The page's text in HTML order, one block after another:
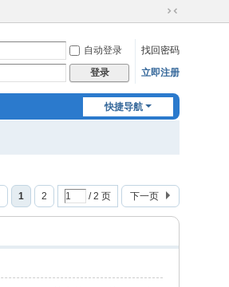
切
到
窄
自动登录
找回密码
登录 立即注册
快捷导航
1 2 / 2 页 下一页